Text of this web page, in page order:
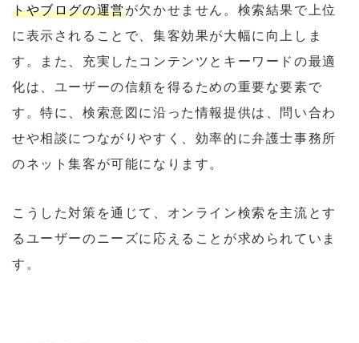
トやブログの運営が欠かせません。検索結果で上位
に表示されることで、集客効果が大幅に向上しま
す。また、充実したコンテンツとキーワードの最適
化は、ユーザーの信頼を得るための重要な要素で
す。特に、検索意図に沿った情報提供は、問い合わ
せや相談につながりやすく、効率的に弁護士事務所
のネット集客が可能になります。
こうした対策を通じて、オンライン検索を主流とす
るユーザーのニーズに応えることが求められていま
す。